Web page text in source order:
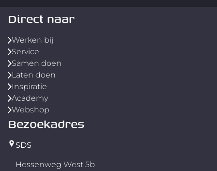
Direct naar
Werken bij
Service
Samen doen
Laten doen
Inspiratie
Academy
Webshop
Bezoekadres
SDS
Hessenweg West 5b